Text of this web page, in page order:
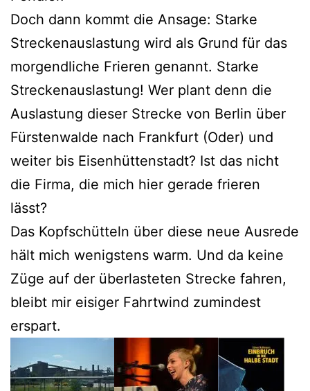
Doch dann kommt die Ansage: Starke
Streckenauslastung wird als Grund für das
morgendliche Frieren genannt. Starke
Streckenauslastung! Wer plant denn die
Auslastung dieser Strecke von Berlin über
Fürstenwalde nach Frankfurt (Oder) und
weiter bis Eisenhüttenstadt? Ist das nicht
die Firma, die mich hier gerade frieren
lässt?
Das Kopfschütteln über diese neue Ausrede
hält mich wenigstens warm. Und da keine
Züge auf der überlasteten Strecke fahren,
bleibt mir eisiger Fahrtwind zumindest
erspart.